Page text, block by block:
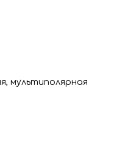
мультиполярная